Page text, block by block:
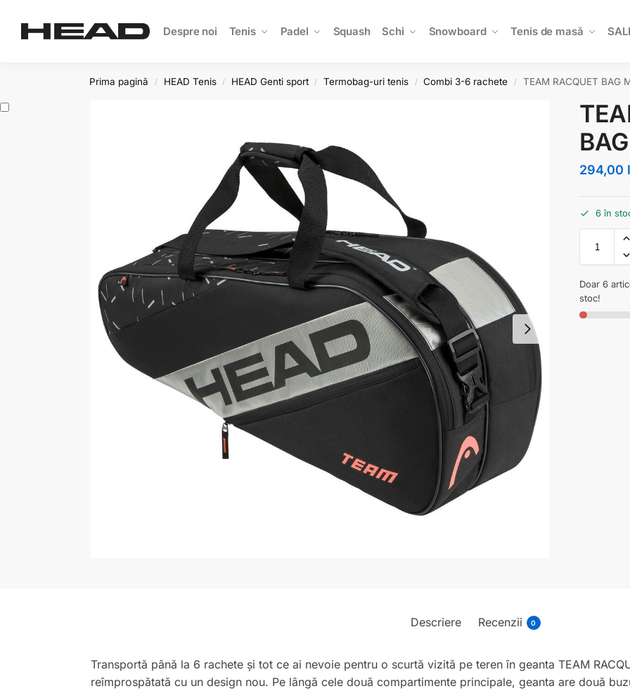
Despre noi Tenis Padel Squash Schi Snowboard Tenis de masă
Search
Prima pagină / HEAD Tenis / HEAD Genti sport / Termobag-uri tenis / Combi 3-6 rachete / TEAM RACQUET BAG
294,00
6 în
Doar 6
stoc!
Descriere Recenzii 0
Transportă până la 6 rachete și tot ce ai nevoie pentru o scurtă vizită pe teren în geanta TEAM
reîmprospătată cu un design nou. Pe lângă cele două compartimente principale, geanta are două